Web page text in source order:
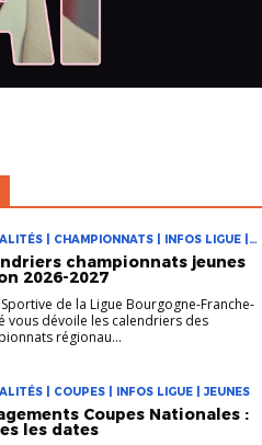
| CHAMPIONNATS | INFOS LIGUE |
championnats jeunes
2026-2027
Sportive de la Ligue Bourgogne-Franche-
vous dévoile les calendriers des
régionau...
| COUPES | INFOS LIGUE | JEUNES
Coupes Nationales :
les dates